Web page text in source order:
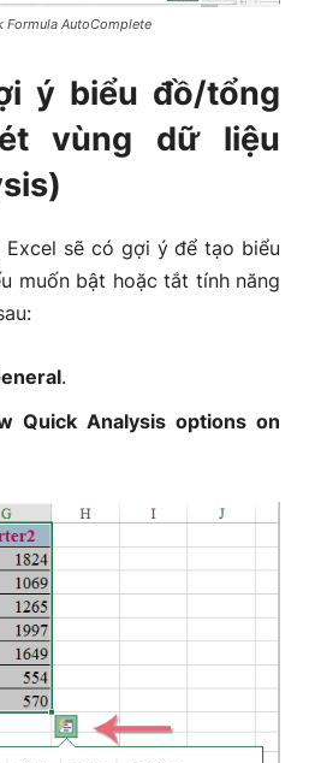
Formula AutoComplete
ý biểu đồ/tổng
vùng dữ liệu
Excel sẽ có gợi ý để tạo biểu
muốn bật hoặc tắt tính năng
.
Quick Analysis options on